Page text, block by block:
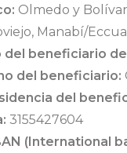
Olmedo y
Manabí/
beneficiario
del beneficiario:
del
3155427604
(International